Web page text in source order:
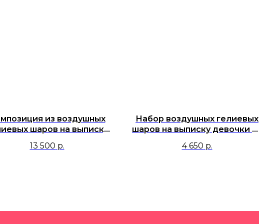
из воздушных
шаров на выписку
фигурой Мишка,
13 500 р.
Набор воздушных гелиевых
шаров на выписку девочки из
4 650 р.